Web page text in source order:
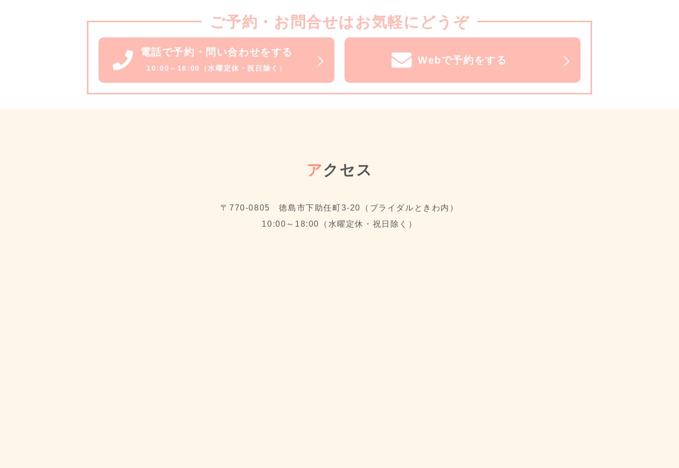
ご予約・お問合せはお気軽にどうぞ
電話で予約・問い合わせをする
10:00～18:00（水曜定休・祝日除く）
Webで予約をする
アクセス
〒770-0805 徳島市下助任町3-20（ブライダルときわ内）
10:00～18:00（水曜定休・祝日除く）